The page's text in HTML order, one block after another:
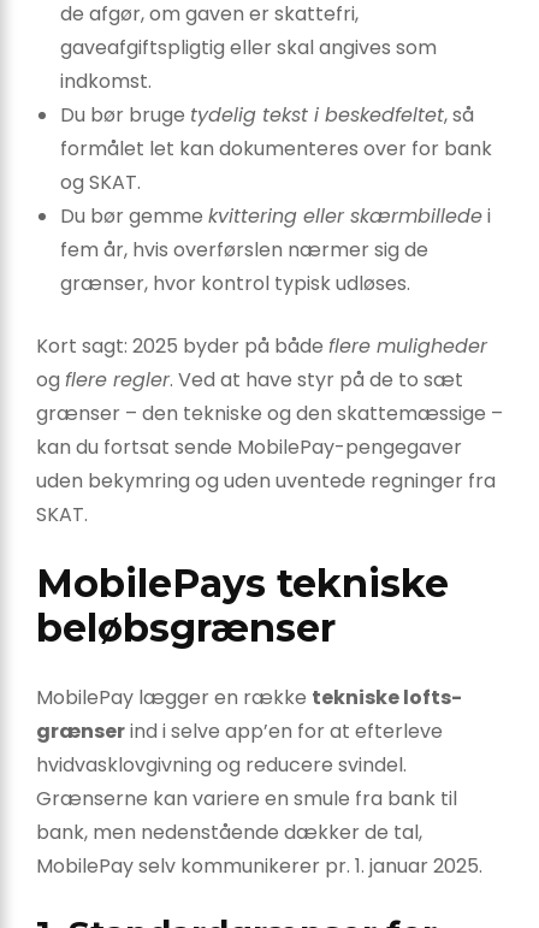
de afgør, om gaven er skattefri,
gaveafgiftspligtig eller skal angives som
indkomst.
Du bør bruge tydelig tekst i beskedfeltet, så
formålet let kan dokumenteres over for bank
og SKAT.
Du bør gemme kvittering eller skærmbilledei
fem år, hvis overførslen nærmer sig de
grænser, hvor kontrol typisk udløses.
Kort sagt: 2025 byder på både flere muligheder
og flere regler. Ved at have styr på de to sæt
grænser – den tekniske og den skattemæssige –
kan du fortsat sende MobilePay-pengegaver
uden bekymring og uden uventede regninger fra
SKAT.
MobilePays tekniske
beløbsgrænser
MobilePay lægger en række tekniske lofts­
grænserind i selve app’en for at efterleve
hvidvask­lovgivning og reducere svindel.
Grænserne kan variere en smule fra bank til
bank, men neden­stående dækker de tal,
MobilePay selv kommunikerer pr. 1. januar 2025.